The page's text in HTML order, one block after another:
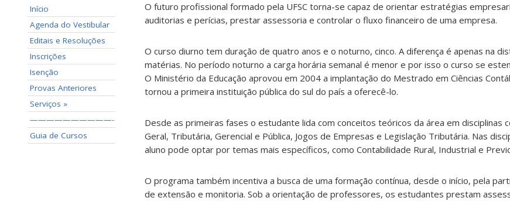
Início
Agenda do Vestibular
Editais e Resoluções
Inscrições
Isenção
Provas Anteriores
Serviços »
——————————-
Guia de Cursos
O futuro profissional formado pela UFSC torna-se capaz de orientar estratégias
auditorias e perícias, prestar assessoria e controlar o fluxo financeiro de uma empresa.
O curso diurno tem duração de quatro anos e o noturno, cinco. A diferença é apenas na
matérias. No período noturno a carga horária semanal é menor e por isso o curso se
O Ministério da Educação aprovou em 2004 a implantação do Mestrado em Ciências
tornou a primeira instituição pública do sul do país a oferecê-lo.
Desde as primeiras fases o estudante lida com conceitos teóricos da área em disciplinas
Geral, Tributária, Gerencial e Pública, Jogos de Empresas e Legislação Tributária. Nas
aluno pode optar por temas mais específicos, como Contabilidade Rural, Industrial e
O programa também incentiva a busca de uma formação contínua, desde o início, pela
de extensão e monitoria. Sob a orientação de professores, os estudantes prestam